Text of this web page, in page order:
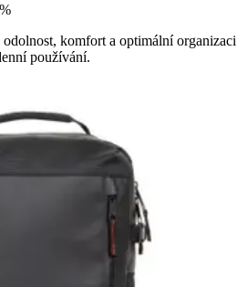
komfort a optimální organizaci
používání.